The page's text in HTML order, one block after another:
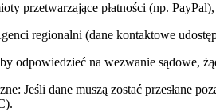
przetwarzające płatności (np.
regionalni (dane kontaktowe
odpowiedzieć na wezwanie sądowe,
Jeśli dane muszą zostać przesłane